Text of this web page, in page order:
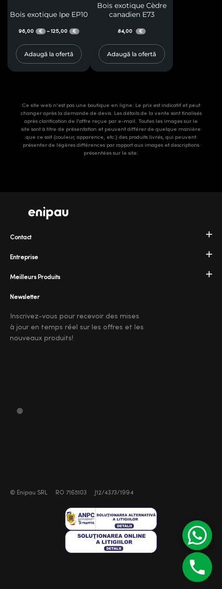
Bois exotique Ipe EP10
96,00 € –125,00 €
Adaugă la ofertă
Bois exotique Cèdre
canadien E73
84,00 €
Adaugă la ofertă
Ce site web n'est pas une boutique en ligne. Le prix est indicatif et peut
changer après la demande de devis. Les détails de la vente sont finalisés
après clarification de l'offre reçue par e-mail. Toutes les images sur le
site sont à titre de présentation et peuvent différer de quelque manière
que ce soit (couleur, apparence, etc.) des produits livrés, qui peuvent
présenter de légères différences par rapport aux images et descriptions
présentées sur le site.
Entreprise
Meilleurs Produits
Contact
Newsletter
Inscrivez-vous pour recevoir des mises
à jour en temps réel sur les offres et les
nouveaux produits!
© Enipau SRL RO 7165103 J12/4373/1994